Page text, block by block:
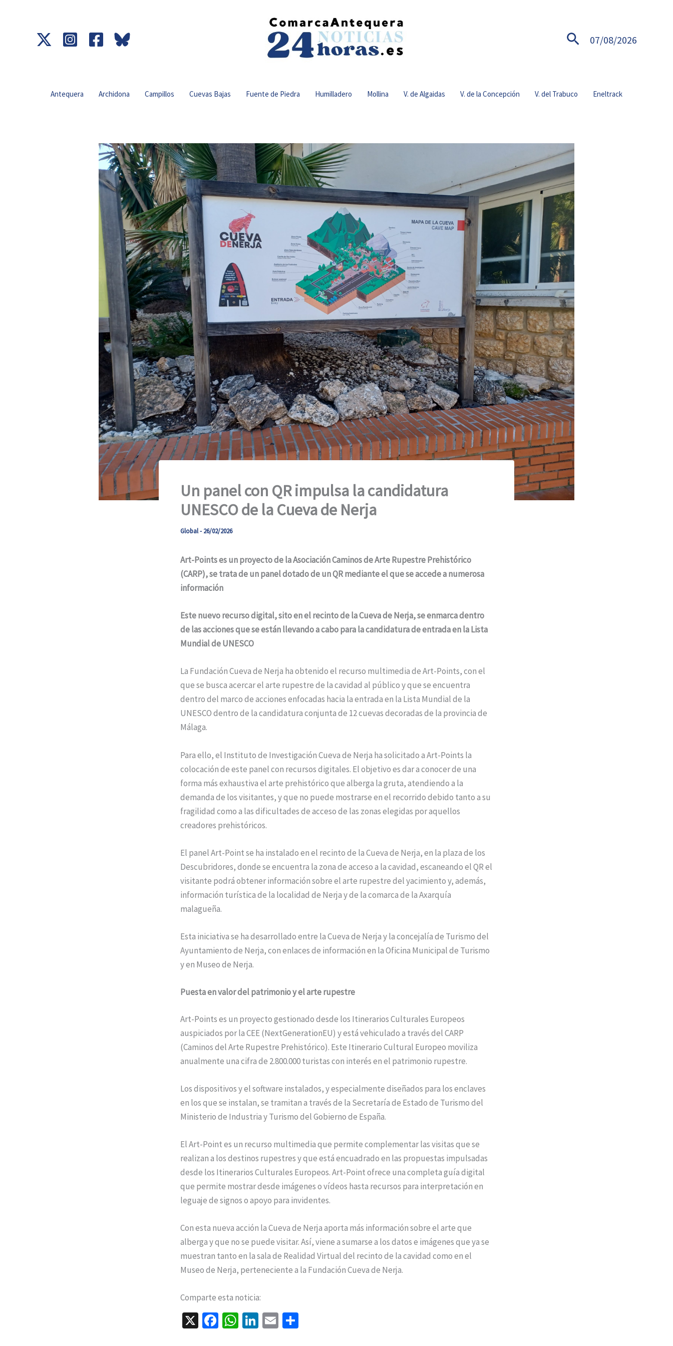
Buscar07/08/2026
Antequera Archidona Campillos Cuevas Bajas Fuente de Piedra Humilladero Mollina V. de Algaidas V. de la Concepción V. del Trabuco Eneltrack
Un panel con QR impulsa la candidatura
UNESCO de la Cueva de Nerja
Global- 26/02/2026
Art-Points es un proyecto de la Asociación Caminos de Arte Rupestre Prehistórico
(CARP), se trata de un panel dotado de un QR mediante el que se accede a numerosa
información
Este nuevo recurso digital, sito en el recinto de la Cueva de Nerja, se enmarca dentro
de las acciones que se están llevando a cabo para la candidatura de entrada en la Lista
Mundial de UNESCO
La Fundación Cueva de Nerja ha obtenido el recurso multimedia de Art-Points, con el
que se busca acercar el arte rupestre de la cavidad al público y que se encuentra
dentro del marco de acciones enfocadas hacia la entrada en la Lista Mundial de la
UNESCO dentro de la candidatura conjunta de 12 cuevas decoradas de la provincia de
Málaga.
Para ello, el Instituto de Investigación Cueva de Nerja ha solicitado a Art-Points la
colocación de este panel con recursos digitales. El objetivo es dar a conocer de una
forma más exhaustiva el arte prehistórico que alberga la gruta, atendiendo a la
demanda de los visitantes, y que no puede mostrarse en el recorrido debido tanto a su
fragilidad como a las dificultades de acceso de las zonas elegidas por aquellos
creadores prehistóricos.
El panel Art-Point se ha instalado en el recinto de la Cueva de Nerja, en la plaza de los
Descubridores, donde se encuentra la zona de acceso a la cavidad, escaneando el QR el
visitante podrá obtener información sobre el arte rupestre del yacimiento y, además,
información turística de la localidad de Nerja y de la comarca de la Axarquía
malagueña.
Esta iniciativa se ha desarrollado entre la Cueva de Nerja y la concejalía de Turismo del
Ayuntamiento de Nerja, con enlaces de información en la Oficina Municipal de Turismo
y en Museo de Nerja.
Puesta en valor del patrimonio y el arte rupestre
Art-Points es un proyecto gestionado desde los Itinerarios Culturales Europeos
auspiciados por la CEE (NextGenerationEU) y está vehiculado a través del CARP
(Caminos del Arte Rupestre Prehistórico). Este Itinerario Cultural Europeo moviliza
anualmente una cifra de 2.800.000 turistas con interés en el patrimonio rupestre.
Los dispositivos y el software instalados, y especialmente diseñados para los enclaves
en los que se instalan, se tramitan a través de la Secretaría de Estado de Turismo del
Ministerio de Industria y Turismo del Gobierno de España.
El Art-Point es un recurso multimedia que permite complementar las visitas que se
realizan a los destinos rupestres y que está encuadrado en las propuestas impulsadas
desde los Itinerarios Culturales Europeos. Art-Point ofrece una completa guía digital
que permite mostrar desde imágenes o vídeos hasta recursos para interpretación en
leguaje de signos o apoyo para invidentes.
Con esta nueva acción la Cueva de Nerja aporta más información sobre el arte que
alberga y que no se puede visitar. Así, viene a sumarse a los datos e imágenes que ya se
muestran tanto en la sala de Realidad Virtual del recinto de la cavidad como en el
Museo de Nerja, perteneciente a la Fundación Cueva de Nerja.
Comparte esta noticia:
X Fa W Li E C